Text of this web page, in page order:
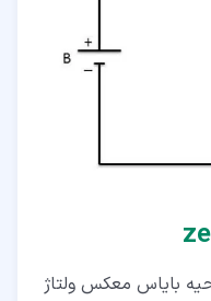
بایاس معکس ولتاژ